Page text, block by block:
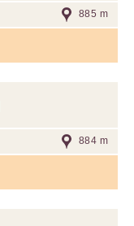
885 m
884 m